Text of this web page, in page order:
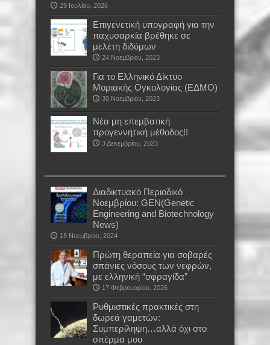
29 Ιουλίου, 2026
Επιγενετική υπογραφή για την
παχυσαρκία βρέθηκε σε
μελέτη διδύμων
24 Νοεμβρίου, 2023
Για το Ελληνικό Δίκτυο
Μοριακής Ογκολογίας (ΕΔΜΟ)
30 Νοεμβρίου, 2023
Νέα μη επεμβατική
προγεννητική μέθοδος!!
3 Δεκεμβρίου, 2023
Διαδικτυακό Περιοδικό
Νοεμβρίου: GEN(Genetic
Engineering and Biotechnology
News)
18 Νοεμβρίου, 2024
Πρώτη θεραπεία για σοβαρές
σπάνιες νόσους των νεφρών,
με ελληνική “σφραγίδα”
17 Φεβρουαρίου, 2026
Ρυθμιστικές πρακτικές στη
δωρεά γαμετών:
Συμπερίληψη…αλλά όχι στο
σπέρμα μου